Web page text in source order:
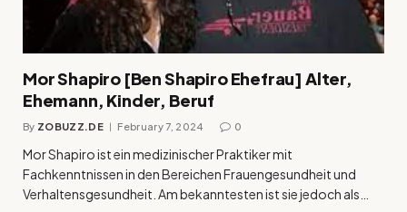
Mor Shapiro [Ben Shapiro Ehefrau] Alter,
Ehemann, Kinder, Beruf
By ZOBUZZ.DE February 7, 2024 0
Mor Shapiro ist ein medizinischer Praktiker mit
Fachkenntnissen in den Bereichen Frauengesundheit und
Verhaltensgesundheit. Am bekanntesten ist sie jedoch als…